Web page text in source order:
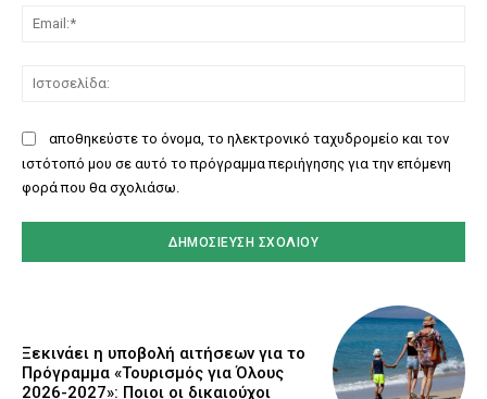
αποθηκεύστε το όνομα, το ηλεκτρονικό ταχυδρομείο και τον
ιστότοπό μου σε αυτό το πρόγραμμα περιήγησης για την επόμενη
φορά που θα σχολιάσω.
Ξεκινάει η υποβολή αιτήσεων για το
Πρόγραμμα «Τουρισμός για Όλους
2026-2027»: Ποιοι οι δικαιούχοι